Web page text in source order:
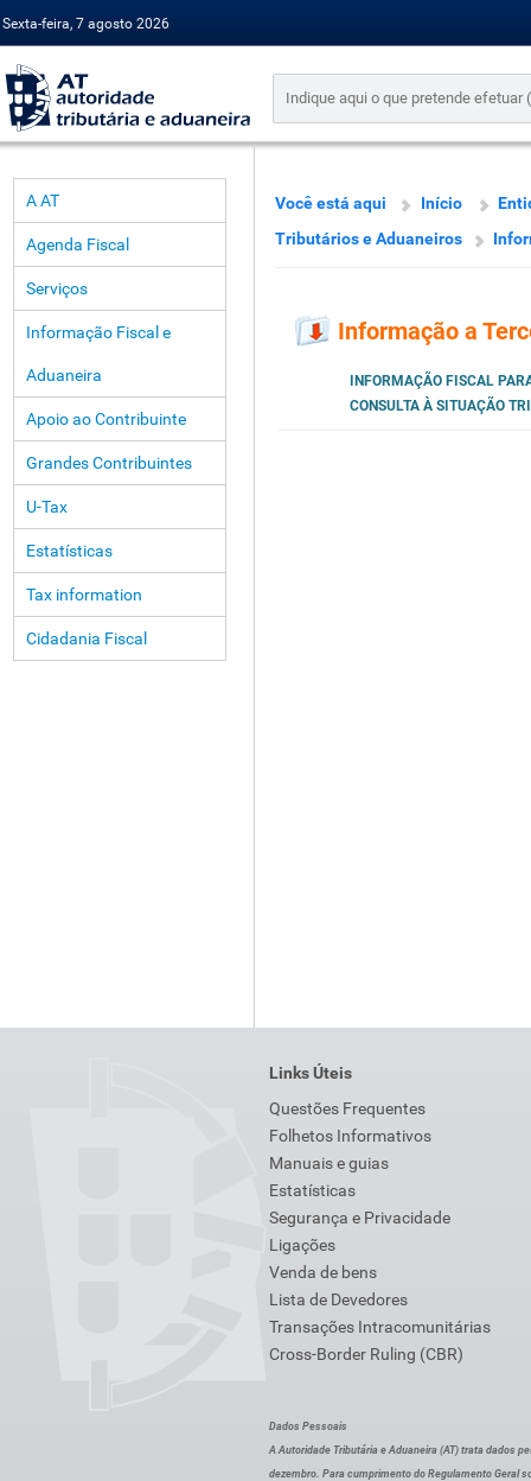
Sexta-feira, 7 agosto 2026
A AT
Agenda Fiscal
Serviços
Informação Fiscal e
Aduaneira
Apoio ao Contribuinte
Grandes Contribuintes
U-Tax
Estatísticas
Tax information
Cidadania Fiscal
Você está aqui Início
Tributários e Aduaneiros
Informação a
INFORMAÇÃO FISCAL
CONSULTA À SITUAÇÃO
Links Úteis
Questões Frequentes
Folhetos Informativos
Manuais e guias
Estatísticas
Segurança e Privacidade
Ligações
Venda de bens
Lista de Devedores
Transações Intracomunitárias
Cross-Border Ruling (CBR)
Dados Pessoais
A Autoridade Tributária e Aduaneira (AT) trata dados
dezembro. Para cumprimento do Regulamento Geral